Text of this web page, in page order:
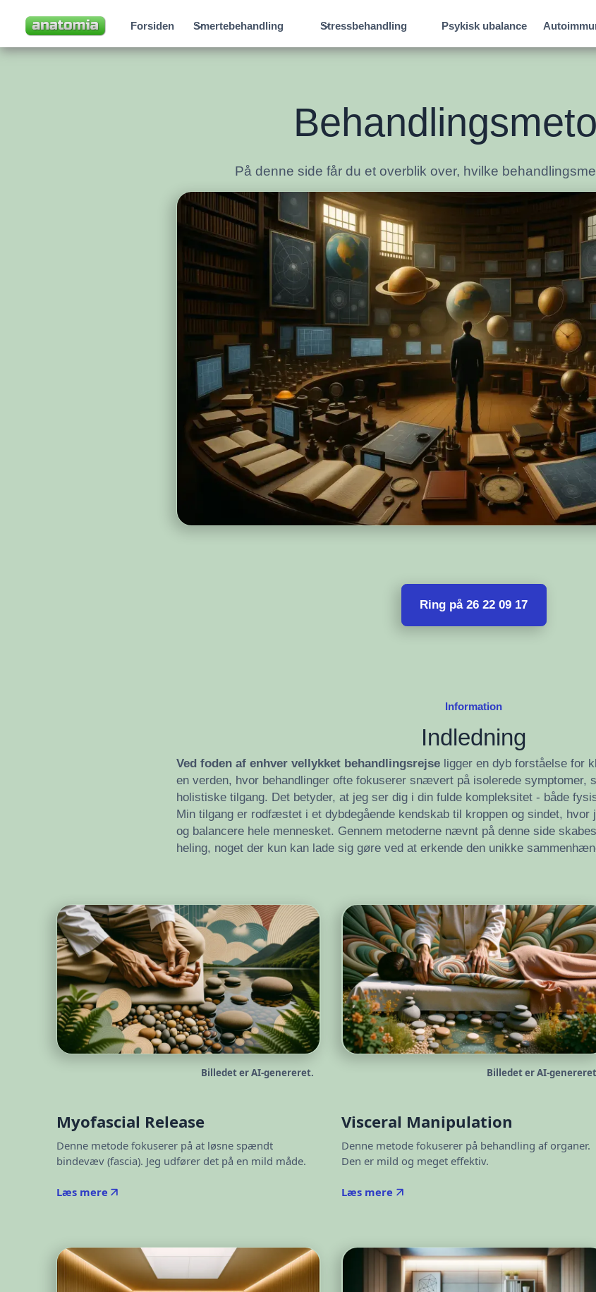
Forsiden Smertebehandling Stressbehandling Psykisk ubalance
På denne side får du et overblik over, hvilke
Ring på 26 22 09 17
Information
Indledning
Ved foden af enhver vellykket behandlingsrejseligger en dyb forståelse for
en verden, hvor behandlinger ofte fokuserer snævert på isolerede symptomer,
holistiske tilgang. Det betyder, at jeg ser dig i din fulde kompleksitet - både
Min tilgang er rodfæstet i et dybdegående kendskab til kroppen og sindet, hvor
og balancere hele mennesket. Gennem metoderne nævnt på denne side
heling, noget der kun kan lade sig gøre ved at erkende den unikke
Billedet er AI-genereret.
Myofascial Release
Denne metode fokuserer på at løsne spændt
bindevæv (fascia). Jeg udfører det på en mild måde.
Læs mere
Billedet er AI-
Visceral Manipulation
Denne metode fokuserer på behandling af organer.
Den er mild og meget effektiv.
Læs mere